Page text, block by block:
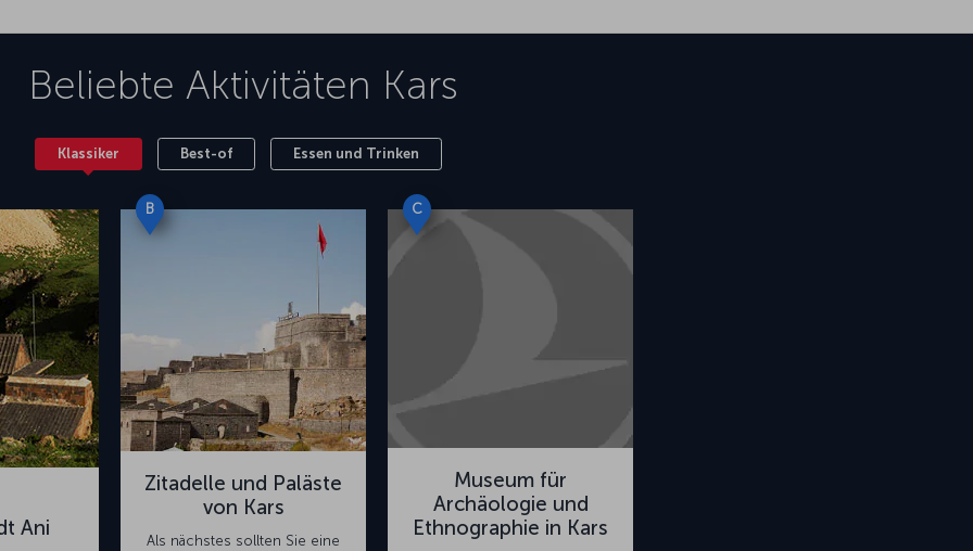
Beliebte Aktivitäten Kars
Klassiker Best-of Essen und Trinken
Ani
B
Zitadelle und Paläste
von Kars
Als nächstes sollten Sie eine
C
Museum für
Archäologie und
Ethnographie in Kars